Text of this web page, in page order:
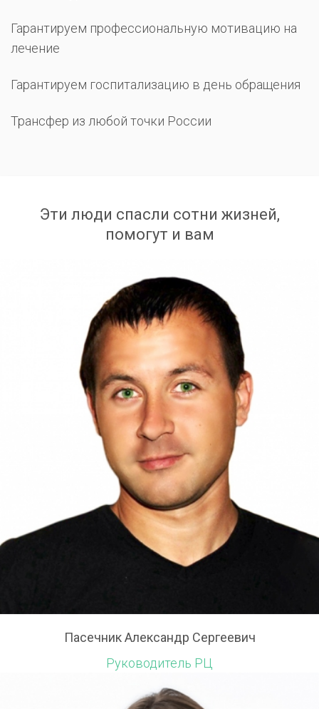
Гарантируем профессиональную мотивацию на
лечение
Гарантируем госпитализацию в день обращения
Трансфер из любой точки России
Эти люди спасли сотни жизней,
помогут и вам
Пасечник Александр Сергеевич
Руководитель РЦ